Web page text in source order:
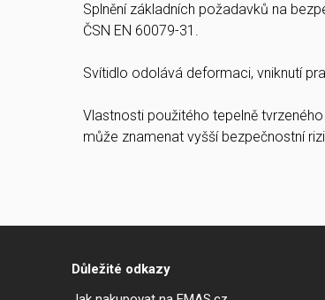
Splnění základních požadavků na
ČSN EN 60079-31.
Svítidlo odolává deformaci, vniknutí
Vlastnosti použitého tepelně
může znamenat vyšší bezpečnostní
Důležité odkazy